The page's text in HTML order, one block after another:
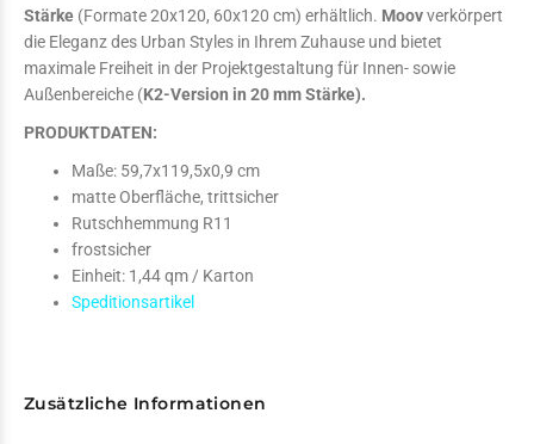
Stärke (Formate 20x120, 60x120 cm) erhältlich. Moovverkörpert
die Eleganz des Urban Styles in Ihrem Zuhause und bietet
maximale Freiheit in der Projektgestaltung für Innen- sowie
Außenbereiche (K2-Version in 20 mm Stärke).
PRODUKTDATEN:
Maße: 59,7x119,5x0,9 cm
matte Oberfläche, trittsicher
Rutschhemmung R11
frostsicher
Einheit: 1,44 qm / Karton
Speditionsartikel
Zusätzliche Informationen